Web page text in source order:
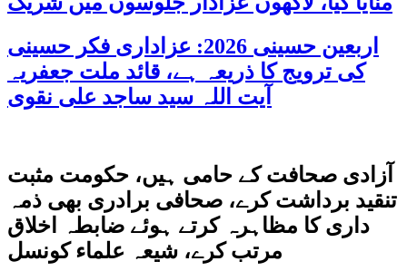
اربعین حسینی 2026: عزاداری فکر حسینی
کی ترویج کا ذریعہ ہے، قائد ملت جعفریہ
آیت اللہ سید ساجد علی نقوی
آزادی صحافت کے حامی ہیں، حکومت مثبت
تنقید برداشت کرے، صحافی برادری بھی ذمہ
داری کا مظاہرہ کرتے ہوئے ضابطہ اخلاق
مرتب کرے، شیعہ علماء کونسل